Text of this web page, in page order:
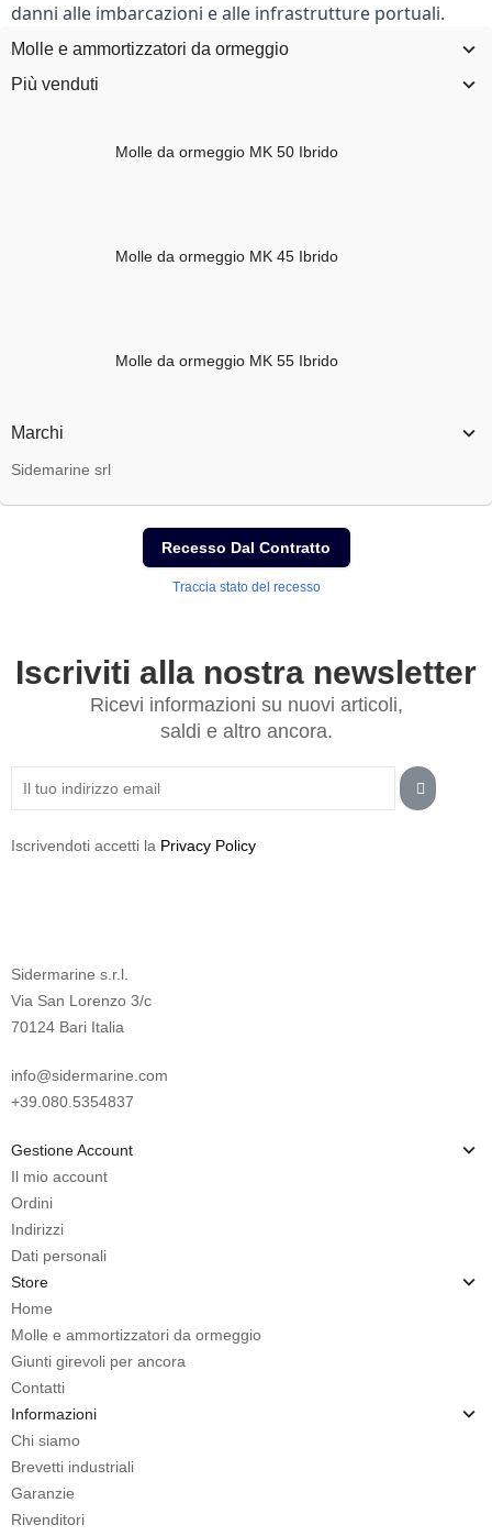
danni alle imbarcazioni e alle infrastrutture portuali.
Molle e ammortizzatori da ormeggio
Più venduti
Molle da ormeggio MK 50 Ibrido
Molle da ormeggio MK 45 Ibrido
Molle da ormeggio MK 55 Ibrido
Marchi
Sidemarine srl
Recesso Dal Contratto
Traccia stato del recesso
Iscriviti alla nostra newsletter
Ricevi informazioni su nuovi articoli,
saldi e altro ancora.
Iscrivendoti accetti la Privacy Policy
Sidermarine s.r.l.
Via San Lorenzo 3/c
70124 Bari Italia
info@sidermarine.com
+39.080.5354837
Gestione Account
Il mio account
Ordini
Indirizzi
Dati personali
Store
Home
Molle e ammortizzatori da ormeggio
Giunti girevoli per ancora
Contatti
Informazioni
Chi siamo
Brevetti industriali
Garanzie
Rivenditori